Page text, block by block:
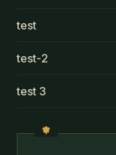
test
test-2
test 3